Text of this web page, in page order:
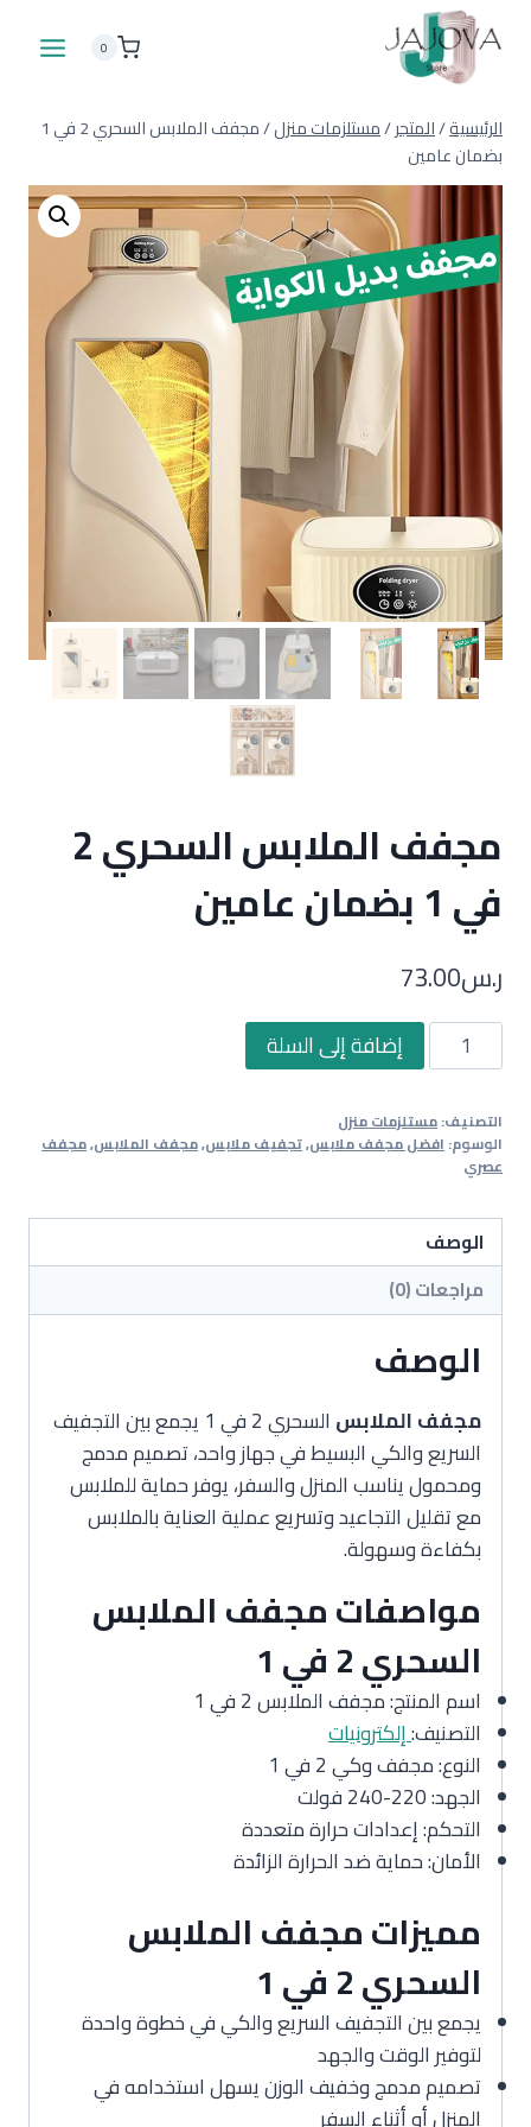
المحتوى
0
الرئيسية/المتجر/مستلزمات منزل/
مجفف الملابس السحري 2 في 1
بضمان عامين
مجفف الملابس السحري 2
في 1 بضمان عامين
ر.س73.00
كمية
مجفف
السحري
2
1
بضمان
عامين
إضافة إلى السلة
التصنيف:مستلزمات منزل
الوسوم:افضل مجفف ملابس,تجفيف ملابس,مجفف الملابس,مجفف
عصري
الوصف
مراجعات (0)
الوصف
مجفف الملابس
السحري 2 في 1 يجمع بين التجفيف
السريع والكي البسيط في جهاز واحد، تصميم مدمج
ومحمول يناسب المنزل والسفر، يوفر حماية للملابس
مع تقليل التجاعيد وتسريع عملية العناية بالملابس
بكفاءة وسهولة.
مواصفات مجفف الملابس
السحري 2 في 1
اسم المنتج: مجفف الملابس 2 في 1
التصنيف:إلكترونيات
النوع: مجفف وكي 2 في 1
الجهد: 220-240 فولت
التحكم: إعدادات حرارة متعددة
الأمان: حماية ضد الحرارة الزائدة
مميزات مجفف الملابس
السحري 2 في 1
يجمع بين التجفيف السريع والكي في خطوة واحدة
لتوفير الوقت والجهد
تصميم مدمج وخفيف الوزن يسهل استخدامه في
المنزل أو أثناء السفر